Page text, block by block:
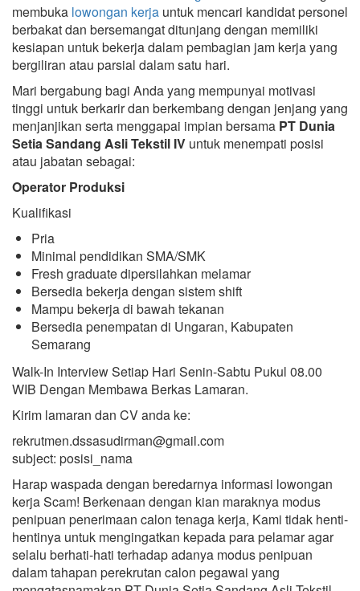
membuka lowongan kerja untuk mencari kandidat personel
berbakat dan bersemangat ditunjang dengan memiliki
kesiapan untuk bekerja dalam pembagian jam kerja yang
bergiliran atau parsial dalam satu hari.
Mari bergabung bagi Anda yang mempunyai motivasi
tinggi untuk berkarir dan berkembang dengan jenjang yang
menjanjikan serta menggapai impian bersama PT Dunia
Setia Sandang Asli Tekstil IV untuk menempati posisi
atau jabatan sebagai:
Operator Produksi
Kualifikasi
Pria
Minimal pendidikan SMA/SMK
Fresh graduate dipersilahkan melamar
Bersedia bekerja dengan sistem shift
Mampu bekerja di bawah tekanan
Bersedia penempatan di Ungaran, Kabupaten
Semarang
Walk-In Interview Setiap Hari Senin-Sabtu Pukul 08.00
WIB Dengan Membawa Berkas Lamaran.
Kirim lamaran dan CV anda ke:
rekrutmen.dssasudirman@gmail.com
subject: posisi_nama
Harap waspada dengan beredarnya informasi lowongan
kerja Scam! Berkenaan dengan kian maraknya modus
penipuan penerimaan calon tenaga kerja, Kami tidak henti-
hentinya untuk mengingatkan kepada para pelamar agar
selalu berhati-hati terhadap adanya modus penipuan
dalam tahapan perekrutan calon pegawai yang